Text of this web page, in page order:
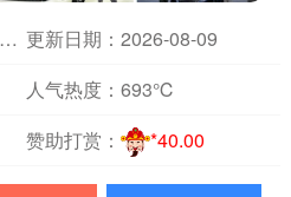
网站地址： www.pcauto.com.cn 更新日期：2026-08-09
人气热度： 693℃
赞助打赏： *40.00